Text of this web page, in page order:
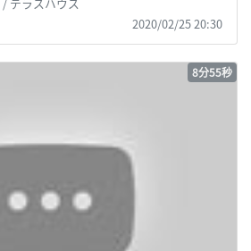
2020/02/25 20:30
8分55秒